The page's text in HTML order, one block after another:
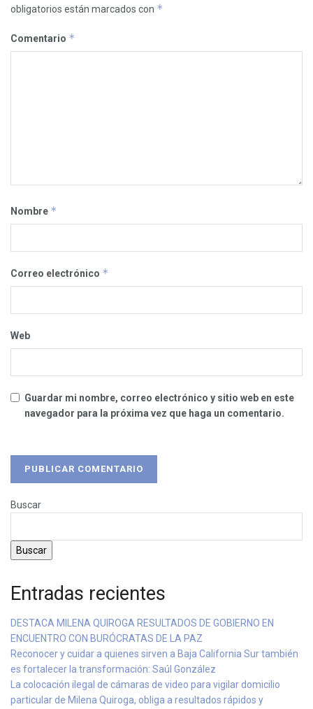
obligatorios están marcados con *
Comentario *
Nombre *
Correo electrónico *
Web
Guardar mi nombre, correo electrónico y sitio web en este
navegador para la próxima vez que haga un comentario.
Buscar
Buscar
Entradas recientes
DESTACA MILENA QUIROGA RESULTADOS DE GOBIERNO EN
ENCUENTRO CON BURÓCRATAS DE LA PAZ
Reconocer y cuidar a quienes sirven a Baja California Sur también
es fortalecer la transformación: Saúl González
La colocación ilegal de cámaras de video para vigilar domicilio
particular de Milena Quiroga, obliga a resultados rápidos y